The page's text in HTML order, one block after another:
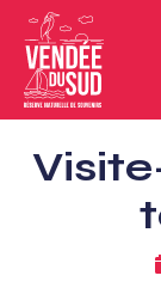
Sud
Vendée